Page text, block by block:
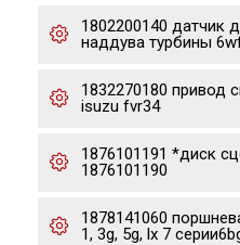
1802200140 датчик
наддува турбины
1832270180 привод
isuzu fvr34
1876101191 *диск
1876101190
1878141060
1, 3g, 5g, lx 7